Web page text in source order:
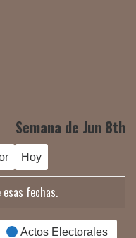
Semana de Jun 8th
Hoy
fechas.
Actos Electorales